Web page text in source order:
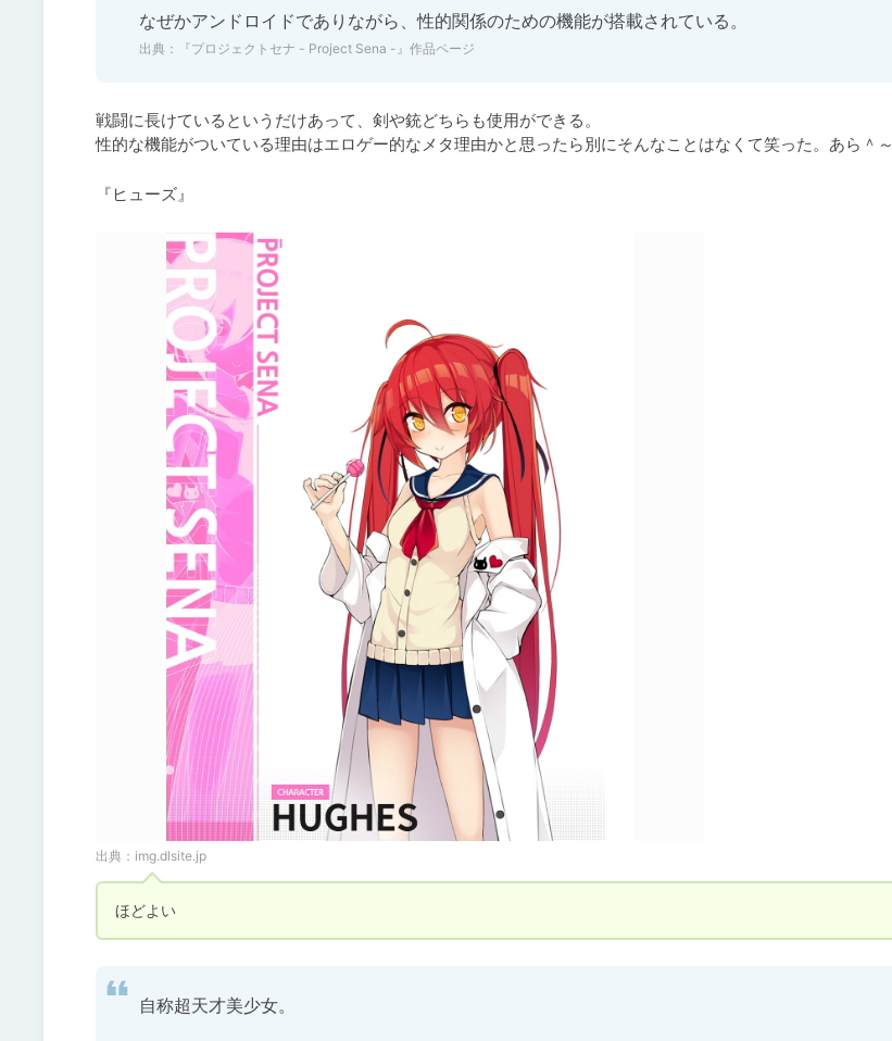
なぜかアンドロイドでありながら、性的関係のための機能が搭載されている。
出典： 『プロジェクトセナ - Project Sena -』作品ページ
戦闘に長けているというだけあって、剣や銃どちらも使用ができる。
性的な機能がついている理由はエロゲー的なメタ理由かと思ったら別にそんなことはなくて笑った。あら＾～
『ヒューズ』
出典： img.dlsite.jp
ほどよい
自称超天才美少女。